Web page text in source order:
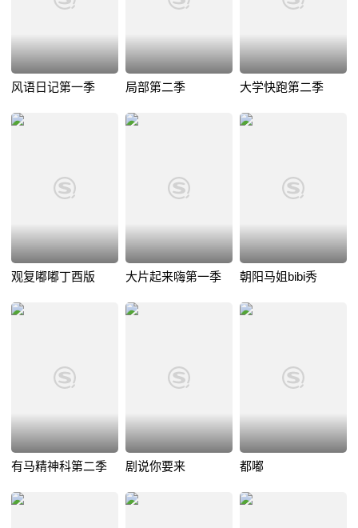
风语日记第一季 局部第二季 大学快跑第二季
观复嘟嘟丁酉版 大片起来嗨第一季 朝阳马姐bibi秀
有马精神科第二季 剧说你要来 都嘟